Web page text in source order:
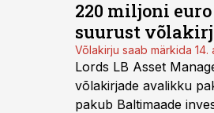
220 miljoni
suurust
Võlakirju saab märkida 14.
Lords LB Asset
võlakirjade avalikku
pakub Baltimaade